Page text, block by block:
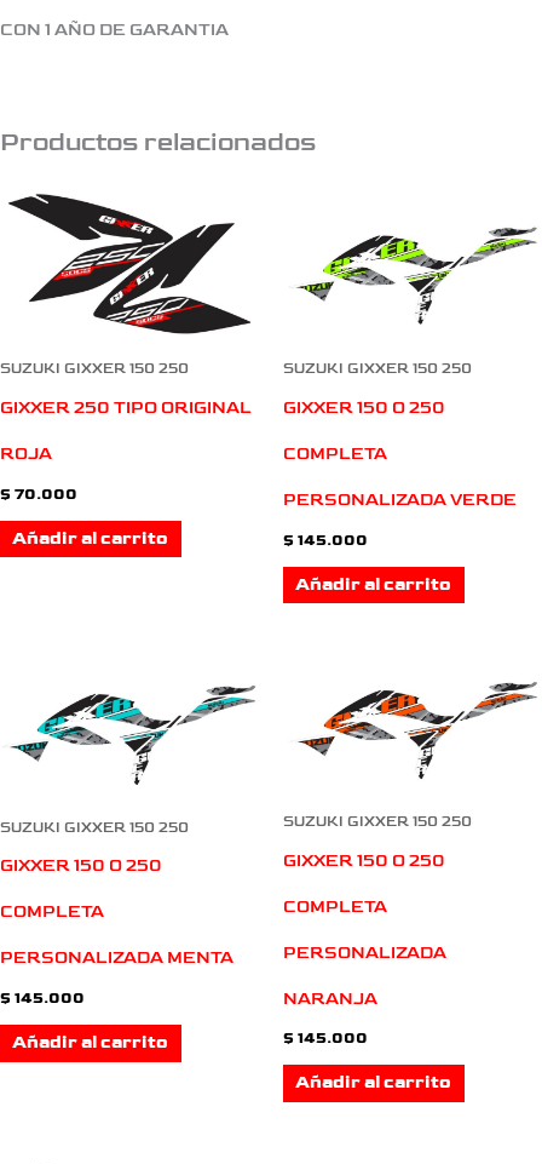
CON 1 AÑO DE GARANTIA
Productos relacionados
SUZUKI GIXXER 150 250
GIXXER 250 TIPO ORIGINAL
ROJA
$ 70.000
Añadir al carrito
SUZUKI GIXXER 150 250
GIXXER 150 O 250
COMPLETA
PERSONALIZADA VERDE
$ 145.000
Añadir al carrito
SUZUKI GIXXER 150 250
GIXXER 150 O 250
COMPLETA
PERSONALIZADA MENTA
$ 145.000
Añadir al carrito
SUZUKI GIXXER 150 250
GIXXER 150 O 250
COMPLETA
PERSONALIZADA
NARANJA
$ 145.000
Añadir al carrito